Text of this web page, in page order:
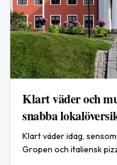
Klart väder och
snabba
Klart väder idag,
Gropen och italiensk